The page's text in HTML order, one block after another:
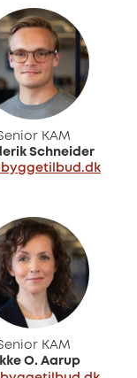
KAM
Schneider
KAM
O. Aarup